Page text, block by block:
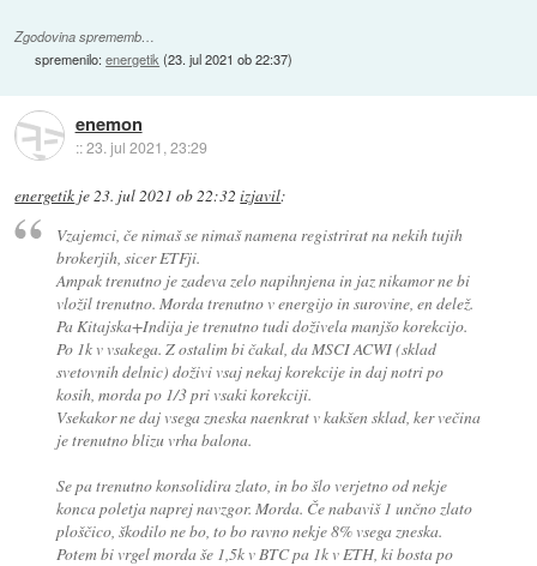
Zgodovina sprememb…
spremenilo:energetik (23. jul 2021 ob 22:37)
enemon
::23. jul 2021, 23:29
energetik je 23. jul 2021 ob 22:32 izjavil:
Vzajemci, če nimaš se nimaš namena registrirat na nekih tujih
brokerjih, sicer ETFji.
Ampak trenutno je zadeva zelo napihnjena in jaz nikamor ne bi
vložil trenutno. Morda trenutno v energijo in surovine, en delež.
Pa Kitajska+Indija je trenutno tudi doživela manjšo korekcijo.
Po 1k v vsakega. Z ostalim bi čakal, da MSCI ACWI (sklad
svetovnih delnic) doživi vsaj nekaj korekcije in daj notri po
kosih, morda po 1/3 pri vsaki korekciji.
Vsekakor ne daj vsega zneska naenkrat v kakšen sklad, ker večina
je trenutno blizu vrha balona.
Se pa trenutno konsolidira zlato, in bo šlo verjetno od nekje
konca poletja naprej navzgor. Morda. Če nabaviš 1 unčno zlato
ploščico, škodilo ne bo, to bo ravno nekje 8% vsega zneska.
Potem bi vrgel morda še 1,5k v BTC pa 1k v ETH, ki bosta po